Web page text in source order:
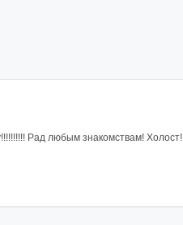
Рад любым знакомствам! Холост!